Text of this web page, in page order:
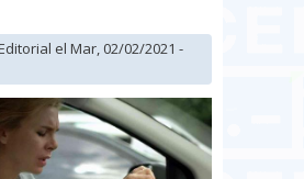
el Mar, 02/02/2021 -